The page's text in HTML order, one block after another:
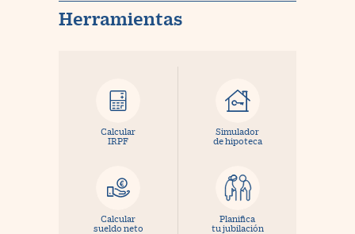
Herramientas
Calcular
IRPF
Simulador
de hipoteca
Calcular
sueldo neto
Planifica
tu jubilación